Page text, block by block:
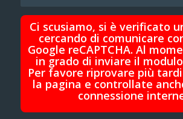
Ci scusiamo, si è verificato
cercando di comunicare
Google reCAPTCHA. Al
in grado di inviare il
Per favore riprovare più
la pagina e controllate
connessione